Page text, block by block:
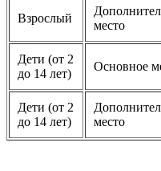
Взрослый
место
Дети (от 2
до 14 лет)
Основное
Дети (от 2
до 14 лет)
место